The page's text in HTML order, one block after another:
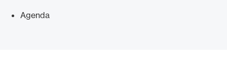
Agenda
Ondersteuning voor advocaten bij hun